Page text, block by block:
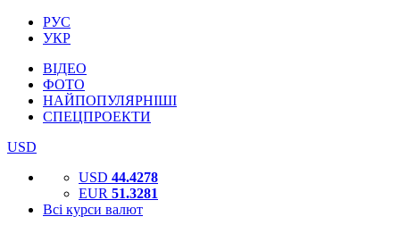
РУС
УКР
ВІДЕО
ФОТО
НАЙПОПУЛЯРНІШІ
СПЕЦПРОЕКТИ
USD
USD 44.4278
EUR 51.3281
Всі курси валют